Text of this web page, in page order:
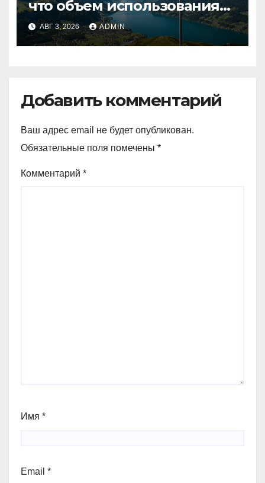
что объем использования
криптовалют в Швейцарии
в два раза превышает
аналогичный показатель в
АВГ 3, 2026 ADMIN
Добавить комментарий
Ваш адрес email не будет опубликован.
Обязательные поля помечены *
Комментарий *
Имя *
Email *